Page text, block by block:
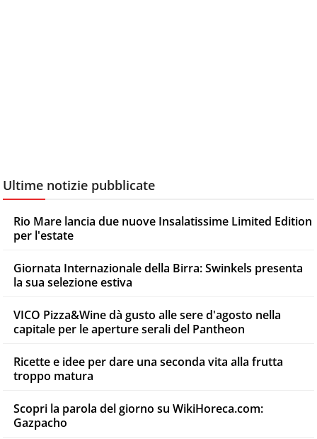
Ultime notizie pubblicate
Rio Mare lancia due nuove Insalatissime Limited Edition
per l'estate
Giornata Internazionale della Birra: Swinkels presenta
la sua selezione estiva
VICO Pizza&Wine dà gusto alle sere d'agosto nella
capitale per le aperture serali del Pantheon
Ricette e idee per dare una seconda vita alla frutta
troppo matura
Scopri la parola del giorno su WikiHoreca.com:
Gazpacho